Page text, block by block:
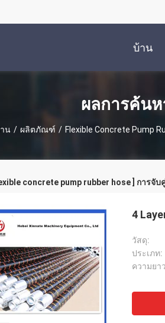
บ้าน
ผลการค้นห
น / ผลิตภัณฑ์ / Flexible Concrete Pump
concrete pump rubber hose ] การจับ
4
วัสดุ:
ประเภท:
ความยา